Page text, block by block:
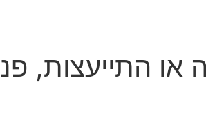
התייעצות, פנו